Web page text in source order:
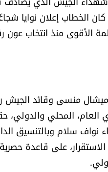
الخطاب إعلان نوايا
الأقوى منذ انتخاب
ميشال منسى وقائد
المحلي
نواف سلام وبالتنسيق
على قاعدة حصرية